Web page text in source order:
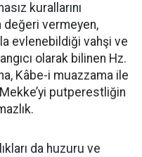
kurallarını
değeri vermeyen,
evlenebildiği vahşi ve
olarak bilinen Hz.
Kâbe-i muazzama ile
putperestliğin
da huzuru ve